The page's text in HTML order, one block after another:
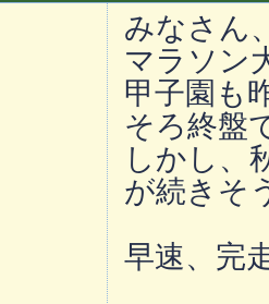
みなさん
マラソン
甲子園も
そろ終盤
しかし、
が続きそ
早速、完